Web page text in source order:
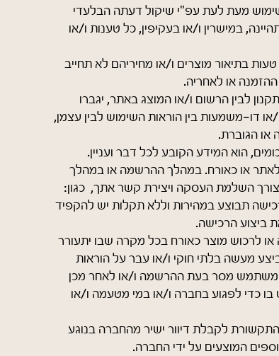
מעת לעת עפ"י שיקול דעתה הבלעדי
במישרין ו/או בעקיפין, כל טענות ו/או
בתיאור מוצרים ו/או מחיריהם לא תחייב
או לאחריה.
לבין הרשום ו/או המוצג באתר, יגברו
דו-משמעות בין הוראות השימוש לבין עצמן,
או הגוברת.
הוא המידע הקובע לכל דבר ועניין.
או כאורח. במהלך ההרשמה או במהלך
השלמת העסקה ויצירת קשר אתך, כגון:
תבוצע במהירות וללא תקלות יש להקפיד
ביצוע הרכישה.
מוצר כאורח בכל מקרה שבו יתעורר
מעשה בלתי חוקי ו/או עבר על הוראות
מסר בעת ההרשמה ו/או לאחר מכן
כדי לפגוע בחברה ו/או במי מטעמה ו/או
לקבלת דיוור ישיר מהחברה בנוגע
המוצעים על ידי החברה.